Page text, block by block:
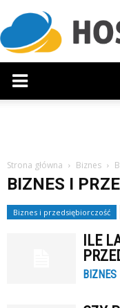
Strona główna Biznes
BIZNES I
Biznes i przedsiębiorczość
ILE
BIZNES